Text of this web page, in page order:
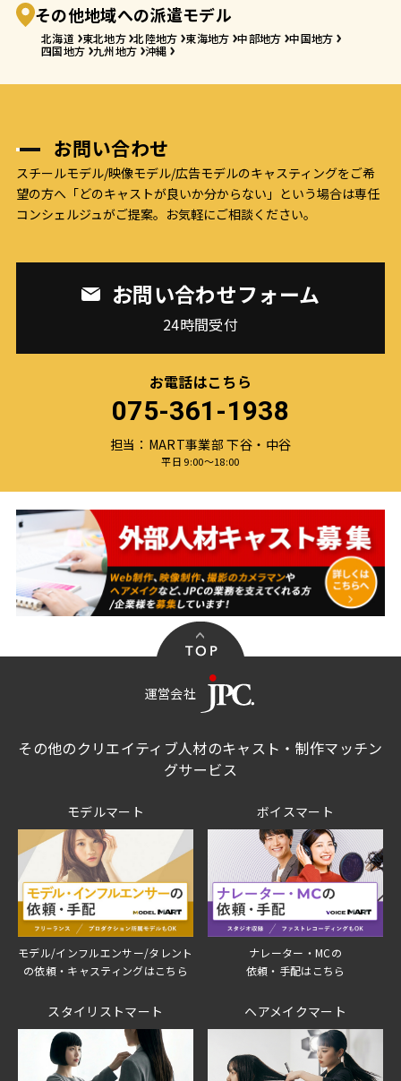
その他地域への派遣モデル
北海道 東北地方 北陸地方 東海地方 中部地方 中国地方
四国地方 九州地方 沖縄
お問い合わせ
スチールモデル/映像モデル/広告モデルのキャスティングをご希
望の方へ「どのキャストが良いか分からない」という場合は専任
コンシェルジュがご提案。お気軽にご相談ください。
お問い合わせフォーム
24時間受付
お電話はこちら
075-361-1938
担当：MART事業部 下谷・中谷
平日 9:00〜18:00
運営会社
その他のクリエイティブ人材のキャスト・制作マッチン
グサービス
モデルマート
モデル/インフルエンサー/タレント
の依頼・キャスティングはこちら
ボイスマート
ナレーター・MCの
依頼・手配はこちら
スタイリストマート ヘアメイクマート